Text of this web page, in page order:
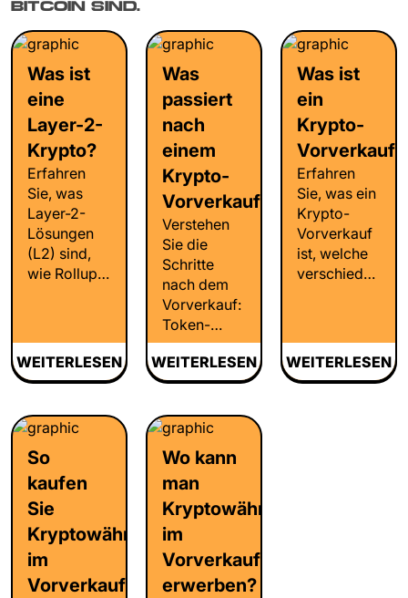
BITCOIN SIND.
Was ist
eine
Layer-2-
Krypto?
Erfahren
Sie, was
Layer-2-
Lösungen
(L2) sind,
wie Rollups
skalieren
und warum
Geschwindigkeit,
Kosten und
Entwickler-
Ökosysteme
wichtig
sind.
WEITERLESEN
Was
passiert
nach
einem
Krypto-
Vorverkauf?
Verstehen
Sie die
Schritte
nach dem
Vorverkauf:
Token-
Generierung,
Liquiditätsbereitstellung,
Börsenlistung,
Community-
Audits und
Einhaltung
gesetzlicher
Vorschriften.
WEITERLESEN
Was ist
ein
Krypto-
Vorverkauf?
Erfahren
Sie, was ein
Krypto-
Vorverkauf
ist, welche
verschiedenen
Seed,
öffentlich),
WEITERLESEN
So
kaufen
Sie
Kryptowährungen
im
Vorverkauf
Wo kann
man
Kryptowährungen
im
Vorverkauf
erwerben?